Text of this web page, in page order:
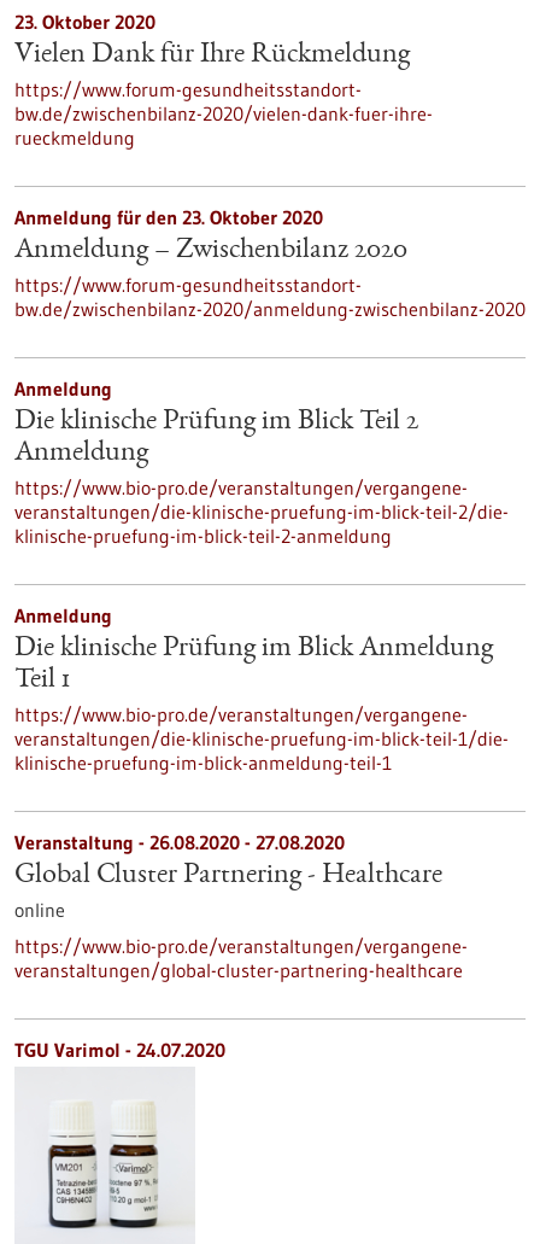
23. Oktober 2020
Vielen Dank für Ihre Rückmeldung
https://www.forum-gesundheitsstandort-
bw.de/zwischenbilanz-2020/vielen-dank-fuer-ihre-
rueckmeldung
Anmeldung für den 23. Oktober 2020
Anmeldung – Zwischenbilanz 2020
https://www.forum-gesundheitsstandort-
bw.de/zwischenbilanz-2020/anmeldung-zwischenbilanz-2020
Anmeldung
Die klinische Prüfung im Blick Teil 2
Anmeldung
https://www.bio-pro.de/veranstaltungen/vergangene-
veranstaltungen/die-klinische-pruefung-im-blick-teil-2/die-
klinische-pruefung-im-blick-teil-2-anmeldung
Anmeldung
Die klinische Prüfung im Blick Anmeldung
Teil 1
https://www.bio-pro.de/veranstaltungen/vergangene-
veranstaltungen/die-klinische-pruefung-im-blick-teil-1/die-
klinische-pruefung-im-blick-anmeldung-teil-1
Veranstaltung - 26.08.2020 - 27.08.2020
Global Cluster Partnering - Healthcare
online
https://www.bio-pro.de/veranstaltungen/vergangene-
veranstaltungen/global-cluster-partnering-healthcare
TGU Varimol - 24.07.2020